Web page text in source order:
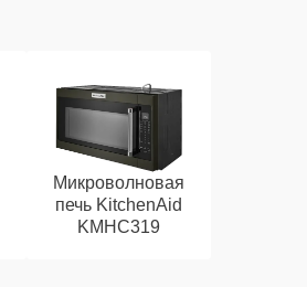
Микроволновая
печь KitchenAid
KMHC319